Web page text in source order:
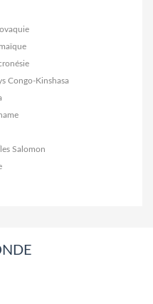
Congo-Kinshasa
Salomon